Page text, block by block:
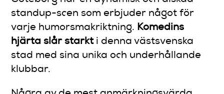
standup-scen som erbjuder något för
varje humorsmakriktning. Komedins
hjärta slår starkti denna västsvenska
stad med sina unika och underhållande
klubbar.